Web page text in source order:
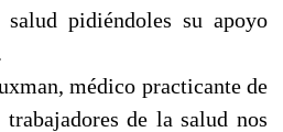
pidiéndoles su apoyo
médico practicante de
de la salud nos